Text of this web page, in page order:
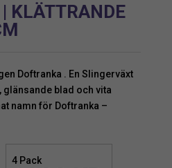
KLÄTTRANDE
Doftranka . En Slingerväxt
blad och vita
namn för Doftranka –
4 Pack